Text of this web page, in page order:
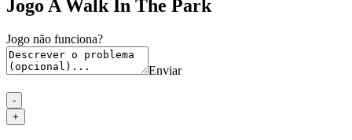
Jogo A Walk In The Park
Jogo não funciona?
Enviar